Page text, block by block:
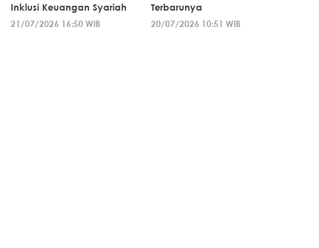
Inklusi Keuangan Syariah
21/07/2026 16:50 WIB
Terbarunya
20/07/2026 10:51 WIB